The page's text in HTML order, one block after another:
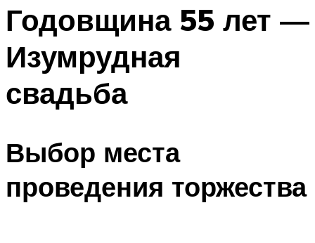
Годовщина 55 лет —
Изумрудная
свадьба
Выбор места
проведения торжества